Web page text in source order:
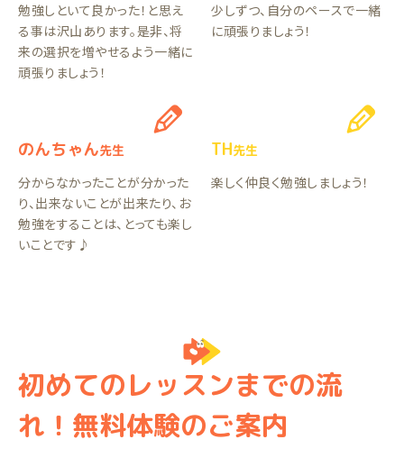
勉強しといて良かった！と思え
る事は沢山あります。是非、将
来の選択を増やせるよう一緒に
頑張りましょう！
少しずつ、自分のペースで一緒
に頑張りましょう！
のんちゃん先生
分からなかったことが分かった
り、出来ないことが出来たり、お
勉強をすることは、とっても楽し
いことです♪
TH先生
楽しく仲良く勉強しましょう！
初めてのレッスンまでの流
れ！無料体験のご案内